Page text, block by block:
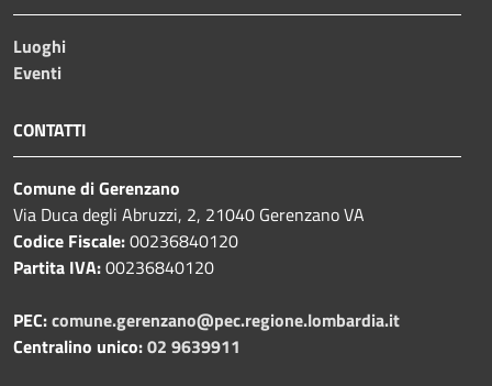
Luoghi
Eventi
CONTATTI
Comune di Gerenzano
Via Duca degli Abruzzi, 2, 21040 Gerenzano VA
Codice Fiscale:00236840120
Partita IVA:00236840120
PEC:comune.gerenzano@pec.regione.lombardia.it
Centralino unico:02 9639911